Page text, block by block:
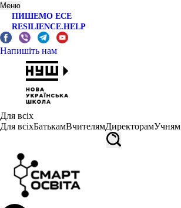
Меню
ПИШЕМО ЕСЕ
RESILIENCE.HELP
Напишіть нам
Для всіх
Для всіхБатькамВчителямДиректорамУчням